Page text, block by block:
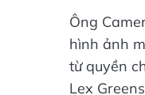
Ông
hình ảnh
từ quyền
Lex